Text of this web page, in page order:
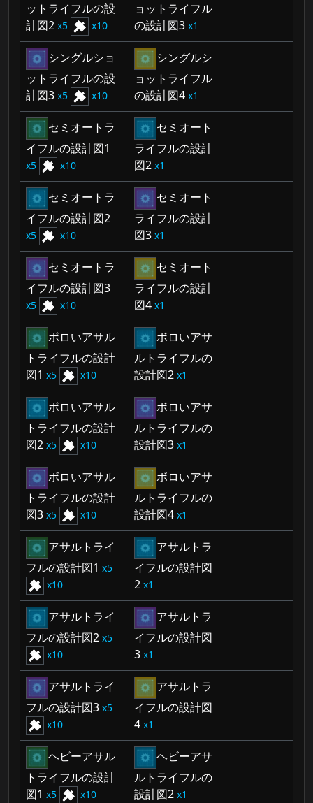
ットライフルの設
計図2 5 10
ョットライフル
の設計図3
1
シングルショ
ットライフルの設
計図3 5 10
シングルシ
ョットライフル
の設計図4
1
セミオートラ
イフルの設計図1
5 10
セミオート
ライフルの設計
図2
1
セミオートラ
イフルの設計図2
5 10
セミオート
ライフルの設計
図3
1
セミオートラ
イフルの設計図3
5 10
セミオート
ライフルの設計
図4
1
ボロいアサル
トライフルの設計
図1
5 10
ボロいアサ
ルトライフルの
設計図2
1
ボロいアサル
トライフルの設計
図2 5 10
ボロいアサ
ルトライフルの
設計図3
1
ボロいアサル
トライフルの設計
図3 5 10
ボロいアサ
ルトライフルの
設計図4
1
アサルトライ
フルの設計図1
5
10
アサルトラ
イフルの設計図
2
1
アサルトライ
フルの設計図2 5
10
アサルトラ
イフルの設計図
3
1
アサルトライ
フルの設計図3 5
10
アサルトラ
イフルの設計図
4
1
ヘビーアサル
トライフルの設計
図1
5 10
ヘビーアサ
ルトライフルの
設計図2
1